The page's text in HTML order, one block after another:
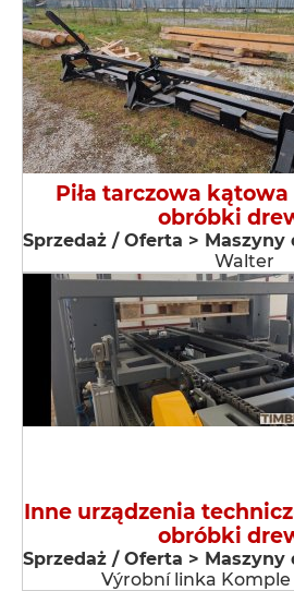
Piła tarczowa kątowa
obróbki
Sprzedaż / Oferta >
Walter
Inne urządzenia
obróbki
Sprzedaż / Oferta >
Výrobní linka Komple